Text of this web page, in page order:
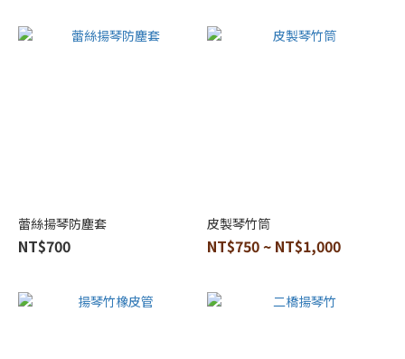
蕾絲揚琴防塵套
NT$700
皮製琴竹筒
NT$750 ~ NT$1,000